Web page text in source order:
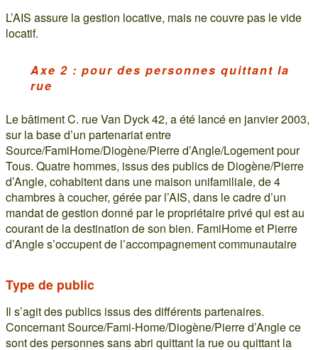
L’AIS assure la gestion locative, mais ne couvre pas le vide
locatif.
Axe 2 : pour des personnes quittant la
rue
Le bâtiment C. rue Van Dyck 42, a été lancé en janvier 2003,
sur la base d’un partenariat entre
Source/FamiHome/Diogène/Pierre d’Angle/Logement pour
Tous. Quatre hommes, issus des publics de Diogène/Pierre
d’Angle, cohabitent dans une maison unifamiliale, de 4
chambres à coucher, gérée par l’AIS, dans le cadre d’un
mandat de gestion donné par le propriétaire privé qui est au
courant de la destination de son bien. FamiHome et Pierre
d’Angle s’occupent de l’accompagnement communautaire
Type de public
Il s’agit des publics issus des différents partenaires.
Concernant Source/Fami-Home/Diogène/Pierre d’Angle ce
sont des personnes sans abri quittant la rue ou quittant la